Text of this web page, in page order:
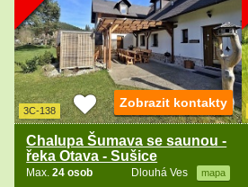
3C-138
Chalupa Šumava se saunou -
řeka Otava - Sušice
Dlouhá Ves mapa
Max.24 osob
Zobrazit kontakty